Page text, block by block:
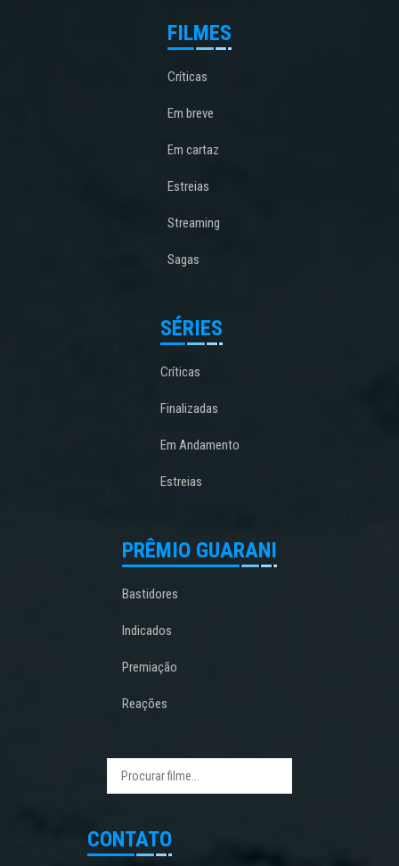
FILMES
Críticas
Em breve
Em cartaz
Estreias
Streaming
Sagas
SÉRIES
Críticas
Finalizadas
Em Andamento
Estreias
PRÊMIO GUARANI
Bastidores
Indicados
Premiação
Reações
CONTATO